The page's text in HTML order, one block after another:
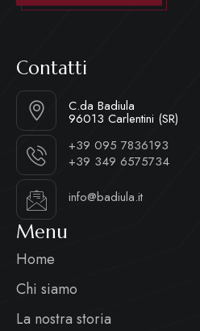
Contatti
C.da Badiula
96013 Carlentini (SR)
+39 095 7836193
+39 349 6575734
info@badiula.it
Menu
Home
Chi siamo
La nostra storia